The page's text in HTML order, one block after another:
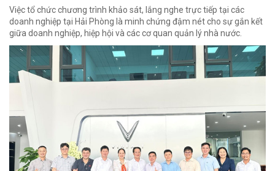
Việc tổ chức chương trình khảo sát, lắng nghe trực tiếp tại các
doanh nghiệp tại Hải Phòng là minh chứng đậm nét cho sự gắn kết
giữa doanh nghiệp, hiệp hội và các cơ quan quản lý nhà nước.